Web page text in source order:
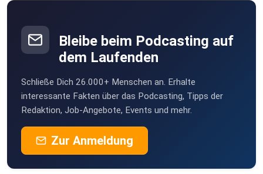
Bleibe beim Podcasting auf
dem Laufenden
Schließe Dich 26.000+ Menschen an. Erhalte
interessante Fakten über das Podcasting, Tipps der
Redaktion, Job-Angebote, Events und mehr.
Zur Anmeldung